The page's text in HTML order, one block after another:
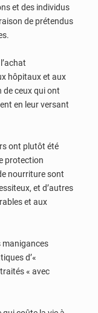
et des individus
de prétendus
hôpitaux et aux
de ceux qui ont
en leur versant
ont plutôt été
protection
nourriture sont
et d’autres
et aux
manigances
d’«
« avec